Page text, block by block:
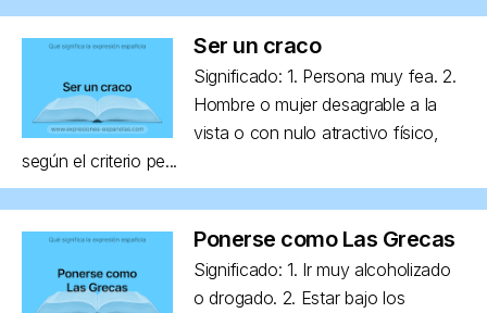
Ser un craco
Significado: 1. Persona muy fea. 2.
Hombre o mujer desagrable a la
vista o con nulo atractivo físico,
según el criterio pe...
Ponerse como Las Grecas
Significado: 1. Ir muy alcoholizado
o drogado. 2. Estar bajo los